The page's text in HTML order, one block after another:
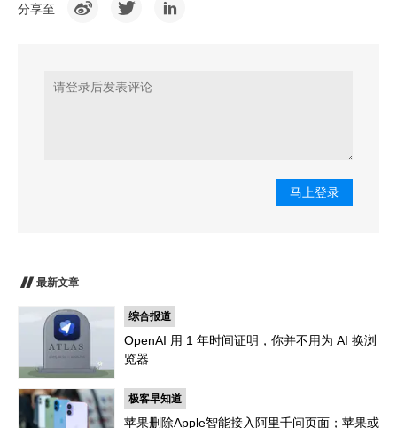
分享至
马上登录
最新文章
综合报道
OpenAI 用 1 年时间证明，你并不用为 AI 换浏
览器
极客早知道
苹果删除Apple智能接入阿里千问页面；苹果或